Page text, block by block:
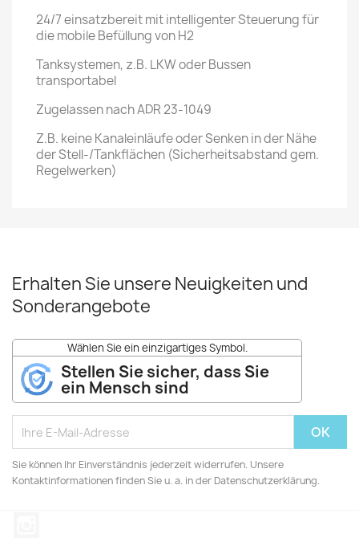
24/7 einsatzbereit mit intelligenter Steuerung für
die mobile Befüllung von H2
Tanksystemen, z.B. LKW oder Bussen
transportabel
Zugelassen nach ADR 23-1049
Z.B. keine Kanaleinläufe oder Senken in der Nähe
der Stell-/Tankflächen (Sicherheitsabstand gem.
Regelwerken)
Erhalten Sie unsere Neuigkeiten und
Sonderangebote
Wählen Sie ein einzigartiges Symbol.
Stellen Sie sicher, dass Sie
ein Mensch sind
Sie können Ihr Einverständnis jederzeit widerrufen. Unsere
Kontaktinformationen finden Sie u. a. in der Datenschutzerklärung.